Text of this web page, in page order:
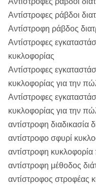
Εσωτερικός
σωλήνας
O.D.
Εσωτερική
ΤΑΥΤΌΤΗΤΑ
σωλήνων.
Εσωτερικός
σωλήνας
W.T.
Κλειδί
επίπεδο
Αντίστροφες ράβδοι
Αντίστροφη ράβδος
Αντίστροφες
κυκλοφορίας
Αντίστροφες
κυκλοφορίας για την
Αντίστροφες
κυκλοφορίας για την
αντίστροφη διαδικασία
αντίστροφο σφυρί
αντίστροφη
αντίστροφη μέθοδος
αντίστροφος στροφέας